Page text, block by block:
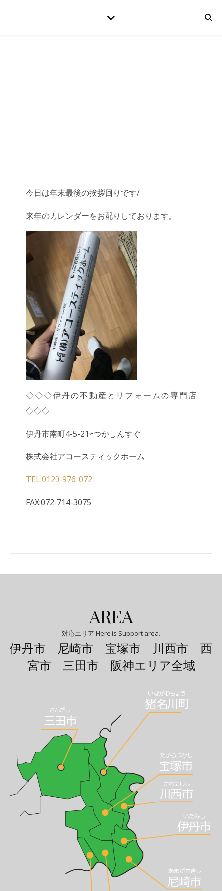
今日は年末最後の挨拶回りです/
来年のカレンダーをお配りしております。
◇◇◇伊丹の不動産とリフォームの専門店
◇◇◇
伊丹市南町4-5-21⇦つかしんすぐ
株式会社アコースティックホーム
TEL:0120-976-072
FAX:072-714-3075
AREA
対応エリア Here is Support area.
伊丹市 尼崎市 宝塚市 川西市 西
宮市 三田市 阪神エリア全域